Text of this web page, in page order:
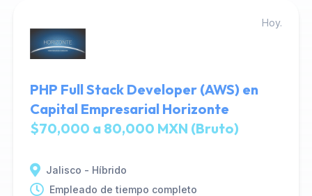
Hoy.
PHP Full Stack Developer (AWS) en
Capital Empresarial Horizonte
$70,000 a 80,000 MXN (Bruto)
Jalisco - Híbrido
Empleado de tiempo completo